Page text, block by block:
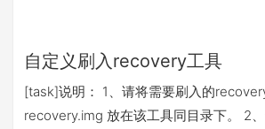
自定义刷入recovery工具
[task]说明： 1、请将需要刷入的
recovery.img 放在该工具同目录下。 2